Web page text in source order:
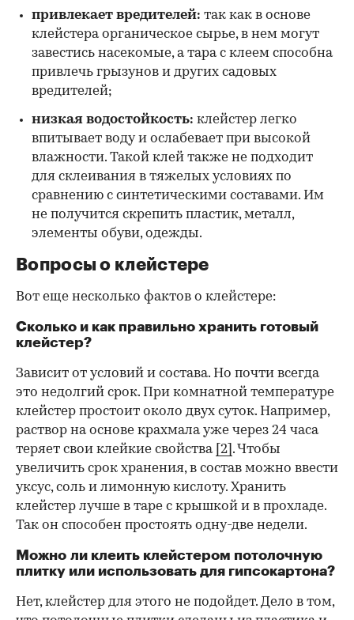
привлекает вредителей: так как в основе
клейстера органическое сырье, в нем могут
завестись насекомые, а тара с клеем способна
привлечь грызунов и других садовых
вредителей;
низкая водостойкость: клейстер легко
впитывает воду и ослабевает при высокой
влажности. Такой клей также не подходит
для склеивания в тяжелых условиях по
сравнению с синтетическими составами. Им
не получится скрепить пластик, металл,
элементы обуви, одежды.
Вопросы о клейстере
Вот еще несколько фактов о клейстере:
Сколько и как правильно хранить готовый
клейстер?
Зависит от условий и состава. Но почти всегда
это недолгий срок. При комнатной температуре
клейстер простоит около двух суток. Например,
раствор на основе крахмала уже через 24 часа
теряет свои клейкие свойства [2] . Чтобы
увеличить срок хранения, в состав можно ввести
уксус, соль и лимонную кислоту. Хранить
клейстер лучше в таре с крышкой и в прохладе.
Так он способен простоять одну-две недели.
Можно ли клеить клейстером потолочную
плитку или использовать для гипсокартона?
Нет, клейстер для этого не подойдет. Дело в том,